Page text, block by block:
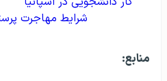
شرایط مهاجرت
منابع: